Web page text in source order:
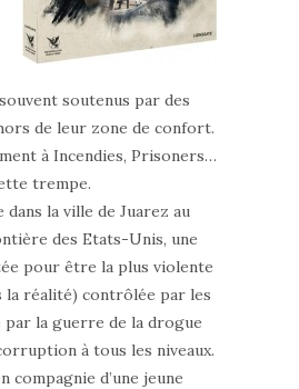
soutenus par des
de leur zone de confort.
à Incendies, Prisoners…
trempe.
la ville de Juarez au
des Etats-Unis, une
pour être la plus violente
la réalité) contrôlée par les
par la guerre de la drogue
à tous les niveaux.
compagnie d’une jeune